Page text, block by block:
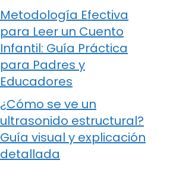
Metodología Efectiva
para Leer un Cuento
Infantil: Guía Práctica
para Padres y
Educadores
¿Cómo se ve un
ultrasonido estructural?
Guía visual y explicación
detallada